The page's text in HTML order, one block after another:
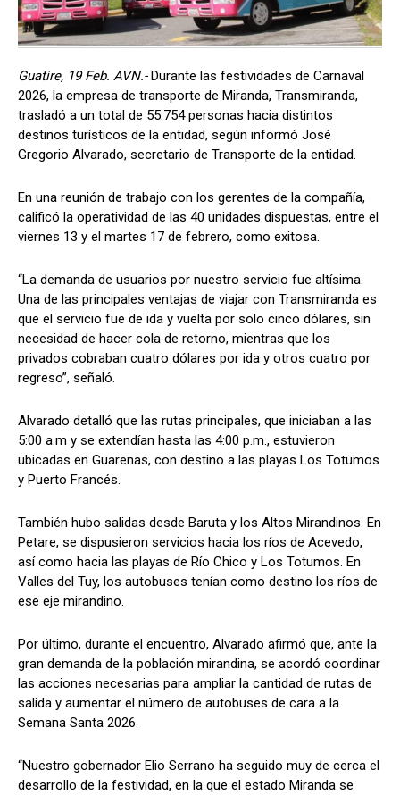
Guatire, 19 Feb. AVN.-Durante las festividades de Carnaval
2026, la empresa de transporte de Miranda, Transmiranda,
trasladó a un total de 55.754 personas hacia distintos
destinos turísticos de la entidad, según informó José
Gregorio Alvarado, secretario de Transporte de la entidad.
En una reunión de trabajo con los gerentes de la compañía,
calificó la operatividad de las 40 unidades dispuestas, entre el
viernes 13 y el martes 17 de febrero, como exitosa.
“La demanda de usuarios por nuestro servicio fue altísima.
Una de las principales ventajas de viajar con Transmiranda es
que el servicio fue de ida y vuelta por solo cinco dólares, sin
necesidad de hacer cola de retorno, mientras que los
privados cobraban cuatro dólares por ida y otros cuatro por
regreso”, señaló.
Alvarado detalló que las rutas principales, que iniciaban a las
5:00 a.m y se extendían hasta las 4:00 p.m., estuvieron
ubicadas en Guarenas, con destino a las playas Los Totumos
y Puerto Francés.
También hubo salidas desde Baruta y los Altos Mirandinos. En
Petare, se dispusieron servicios hacia los ríos de Acevedo,
así como hacia las playas de Río Chico y Los Totumos. En
Valles del Tuy, los autobuses tenían como destino los ríos de
ese eje mirandino.
Por último, durante el encuentro, Alvarado afirmó que, ante la
gran demanda de la población mirandina, se acordó coordinar
las acciones necesarias para ampliar la cantidad de rutas de
salida y aumentar el número de autobuses de cara a la
Semana Santa 2026.
“Nuestro gobernador Elio Serrano ha seguido muy de cerca el
desarrollo de la festividad, en la que el estado Miranda se